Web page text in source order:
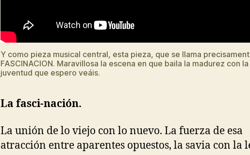
Y como pieza musical central, esta pieza, que se llama
FASCINACION. Maravillosa la escena en que baila la madurez con la
juventud que espero veáis.
La fasci-nación.
La unión de lo viejo con lo nuevo. La fuerza de esa
atracción entre aparentes opuestos, la savia con la